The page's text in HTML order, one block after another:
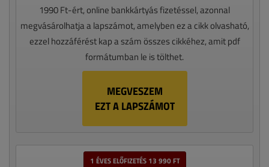
1990 Ft-ért, online bankkártyás fizetéssel, azonnal
megvásárolhatja a lapszámot, amelyben ez a cikk olvasható,
ezzel hozzáférést kap a szám összes cikkéhez, amit pdf
formátumban le is tölthet.
MEGVESZEM
EZT A LAPSZÁMOT
1 ÉVES ELŐFIZETÉS 13 990 FT